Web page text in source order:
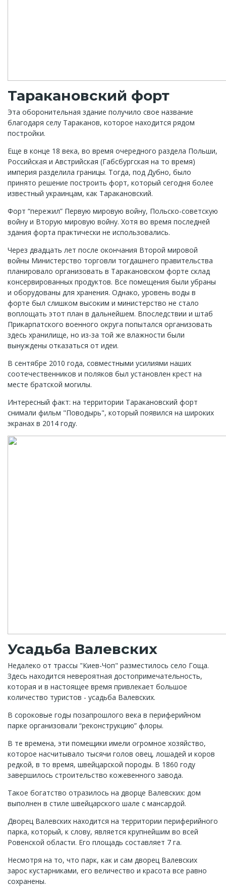
Таракановский форт
Эта оборонительная здание получило свое название
благодаря селу Тараканов, которое находится рядом
постройки.
Еще в конце 18 века, во время очередного раздела Польши,
Российская и Австрийская (Габсбургская на то время)
империя разделила границы. Тогда, под Дубно, было
принято решение построить форт, который сегодня более
известный украинцам, как Таракановский.
Форт “пережил” Первую мировую войну, Польско-советскую
войну и Вторую мировую войну. Хотя во время последней
здания форта практически не использовались.
Через двадцать лет после окончания Второй мировой
войны Министерство торговли тогдашнего правительства
планировало организовать в Таракановском форте склад
консервированных продуктов. Все помещения были убраны
и оборудованы для хранения. Однако, уровень воды в
форте был слишком высоким и министерство не стало
воплощать этот план в дальнейшем. Впоследствии и штаб
Прикарпатского военного округа попытался организовать
здесь хранилище, но из-за той же влажности были
вынуждены отказаться от идеи.
В сентябре 2010 года, совместными усилиями наших
соотечественников и поляков был установлен крест на
месте братской могилы.
Интересный факт: на территории Таракановский форт
снимали фильм "Поводырь", который появился на широких
экранах в 2014 году.
Усадьба Валевских
Недалеко от трассы "Киев-Чоп" разместилось село Гоща.
Здесь находится невероятная достопримечательность,
которая и в настоящее время привлекает большое
количество туристов - усадьба Валевских.
В сороковые годы позапрошлого века в периферийном
парке организовали “реконструкцию” флоры.
В те времена, эти помещики имели огромное хозяйство,
которое насчитывало тысячи голов овец, лошадей и коров
редкой, в то время, швейцарской породы. В 1860 году
завершилось строительство кожевенного завода.
Такое богатство отразилось на дворце Валевских: дом
выполнен в стиле швейцарского шале с мансардой.
Дворец Валевских находится на территории периферийного
парка, который, к слову, является крупнейшим во всей
Ровенской области. Его площадь составляет 7 га.
Несмотря на то, что парк, как и сам дворец Валевских
зарос кустарниками, его величество и красота все равно
сохранены.